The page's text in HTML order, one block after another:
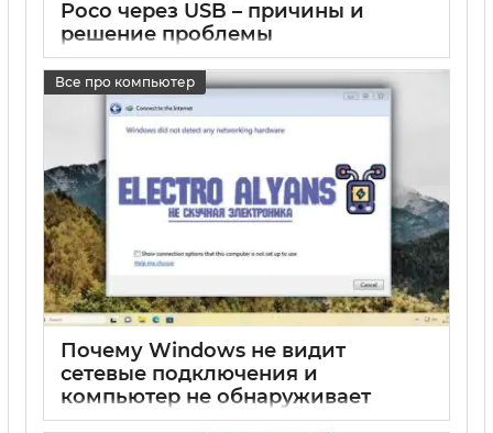
Poco через USB – причины и
решение проблемы
17 05 2025 0
Все про компьютер
Почему Windows не видит
сетевые подключения и
компьютер не обнаруживает
сетевое устройство